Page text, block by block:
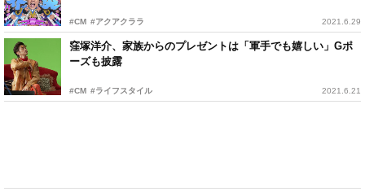
#CM #アクアクララ 2021.6.29
窪塚洋介、家族からのプレゼントは「軍手でも嬉しい」Gポ
ーズも披露
#CM #ライフスタイル 2021.6.21